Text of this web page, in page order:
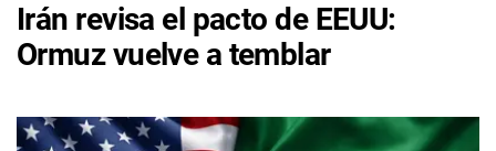
Irán revisa el pacto de EEUU:
Ormuz vuelve a temblar